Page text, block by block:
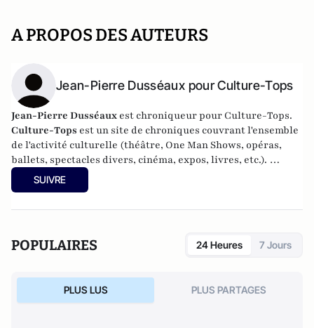
A PROPOS DES AUTEURS
Jean-Pierre Dusséaux pour Culture-Tops
Jean-Pierre Dusséaux est chroniqueur pour Culture-Tops.
Culture-Tops est un site de chroniques couvrant l'ensemble
de l'activité culturelle (théâtre, One Man Shows, opéras,
ballets, spectacles divers, cinéma, expos, livres, etc.).
Culture-Tops a été créé en novembre 2013 par Jacques
Paugam , journaliste et écrivain, et son fils, Gabriel
SUIVRE
POPULAIRES 24 Heures 7 Jours
PLUS LUS PLUS PARTAGES